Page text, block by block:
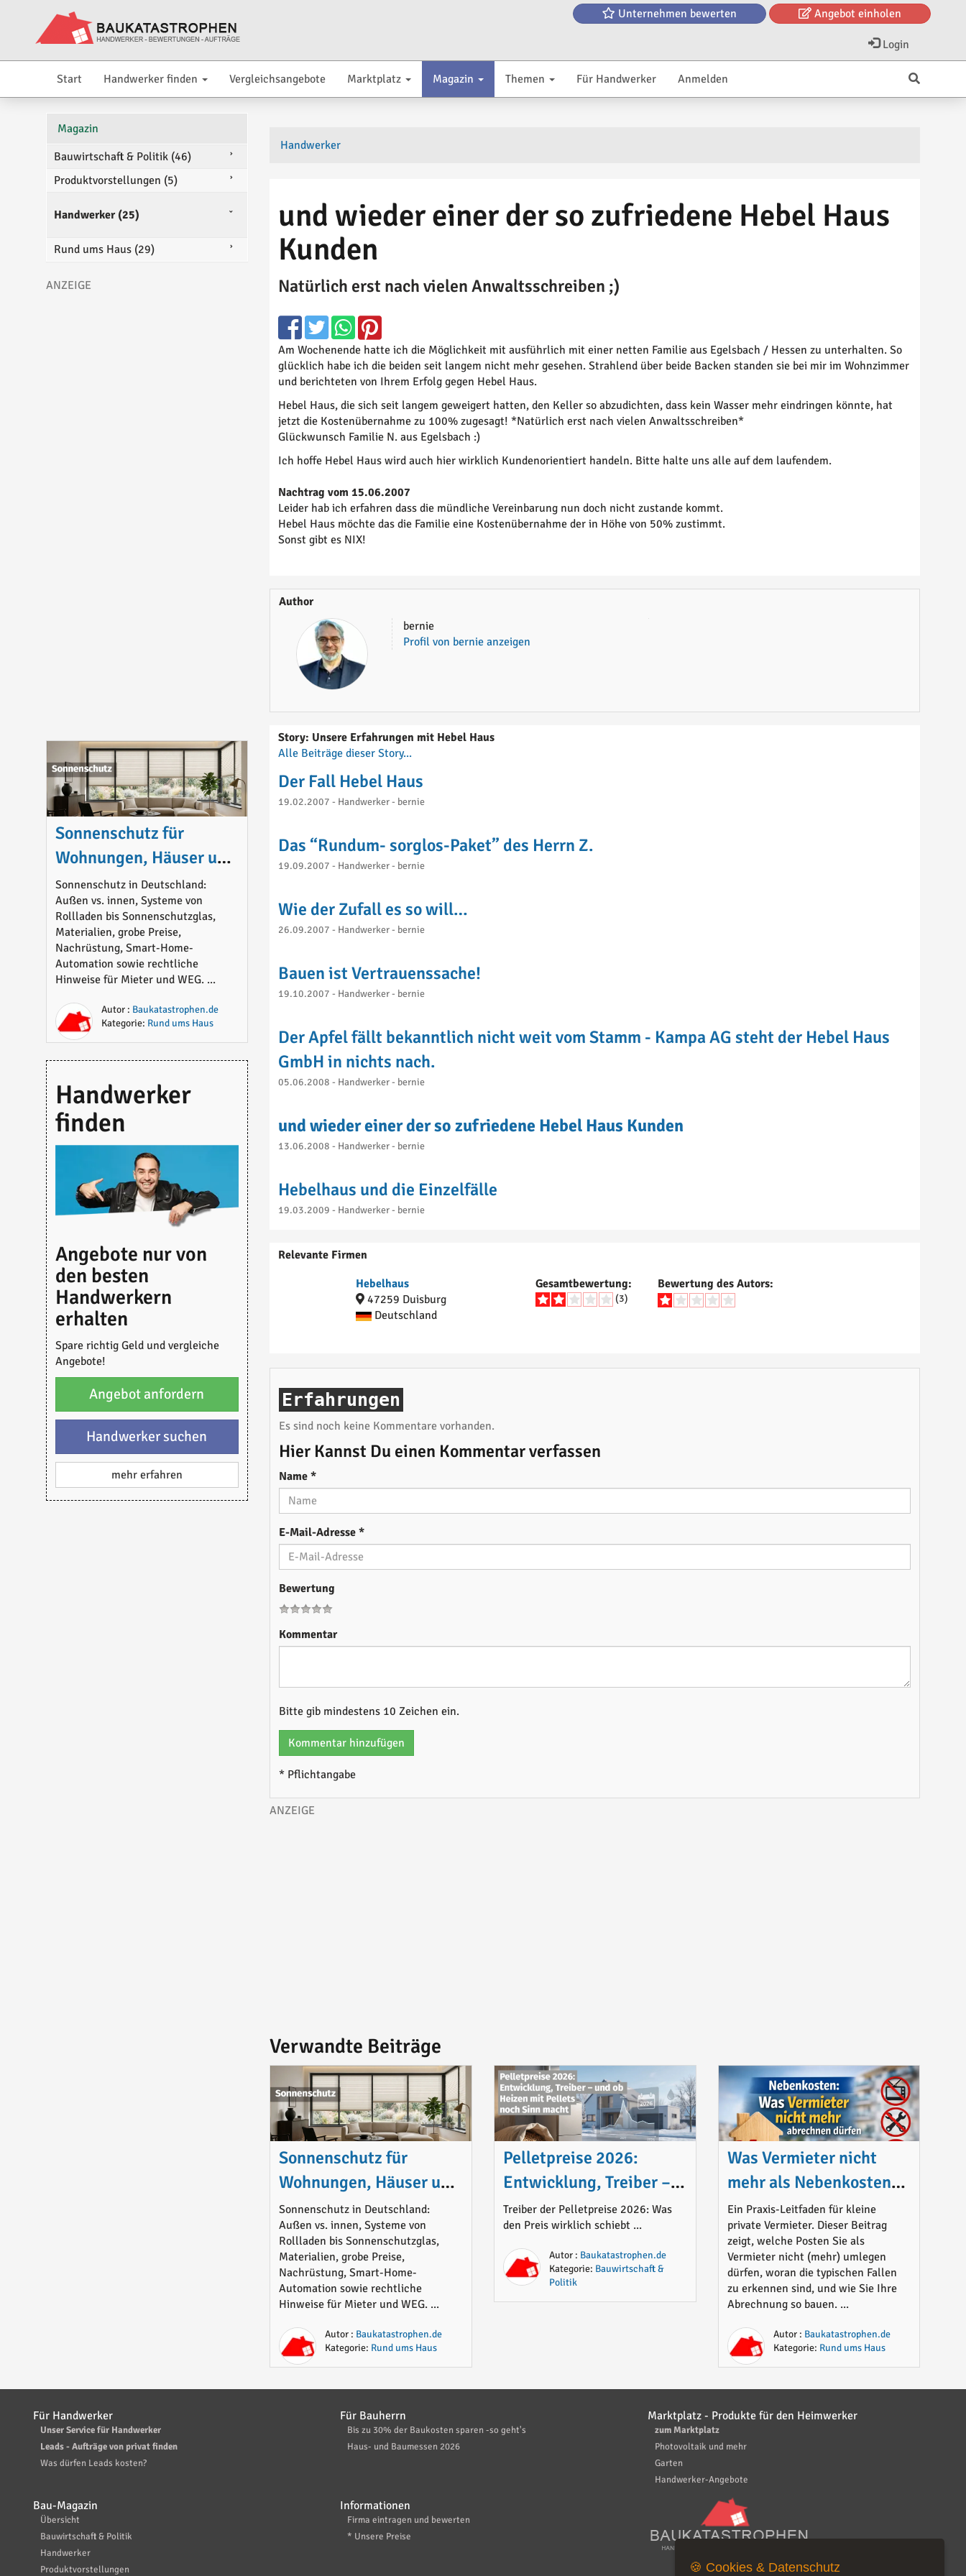
Unternehmen bewerten Angebot einholen
Login
Start Handwerker finden Vergleichsangebote Marktplatz Magazin Themen Für Handwerker Anmelden
Handwerker
und wieder einer der so zufriedene Hebel Haus
Kunden
Natürlich erst nach vielen Anwaltsschreiben ;)
Am Wochenende hatte ich die Möglichkeit mit ausführlich mit einer netten Familie aus Egelsbach / Hessen zu unterhalten. So
glücklich habe ich die beiden seit langem nicht mehr gesehen. Strahlend über beide Backen standen sie bei mir im Wohnzimmer
und berichteten von Ihrem Erfolg gegen Hebel Haus.
Hebel Haus, die sich seit langem geweigert hatten, den Keller so abzudichten, dass kein Wasser mehr eindringen könnte, hat
jetzt die Kostenübernahme zu 100% zugesagt! *Natürlich erst nach vielen Anwaltsschreiben*
Glückwunsch Familie N. aus Egelsbach :)
Ich hoffe Hebel Haus wird auch hier wirklich Kundenorientiert handeln. Bitte halte uns alle auf dem laufendem.
Nachtrag vom 15.06.2007
Leider hab ich erfahren dass die mündliche Vereinbarung nun doch nicht zustande kommt.
Hebel Haus möchte das die Familie eine Kostenübernahme der in Höhe von 50% zustimmt.
Sonst gibt es NIX!
Author
bernie
Profil von bernie anzeigen
Story: Unsere Erfahrungen mit Hebel Haus
Alle Beiträge dieser Story...
Der Fall Hebel Haus
19.02.2007 - Handwerker - bernie
Das “Rundum- sorglos-Paket” des Herrn Z.
19.09.2007 - Handwerker - bernie
Wie der Zufall es so will…
26.09.2007 - Handwerker - bernie
Bauen ist Vertrauenssache!
19.10.2007 - Handwerker - bernie
Der Apfel fällt bekanntlich nicht weit vom Stamm - Kampa AG steht der Hebel Haus
GmbH in nichts nach.
05.06.2008 - Handwerker - bernie
und wieder einer der so zufriedene Hebel Haus Kunden
13.06.2008 - Handwerker - bernie
Hebelhaus und die Einzelfälle
19.03.2009 - Handwerker - bernie
Relevante Firmen
Hebelhaus
47259 Duisburg
Deutschland
Gesamtbewertung:
(3)
Bewertung des Autors:
Erfahrungen
Es sind noch keine Kommentare vorhanden.
Hier Kannst Du einen Kommentar verfassen
Name*
E-Mail-Adresse*
Bewertung
Kommentar
Bitte gib mindestens 10 Zeichen ein.
Kommentar hinzufügen
* Pflichtangabe
Verwandte Beiträge
Sonnenschutz für
Wohnungen, Häuser und
Büros: Möglichkeiten,
Materialien, Preise und
sinnvolle Lösungen im
Überblick
Sonnenschutz in Deutschland:
Außen vs. innen, Systeme von
Rollladen bis Sonnenschutzglas,
Materialien, grobe Preise,
Nachrüstung, Smart-Home-
Automation sowie rechtliche
Hinweise für Mieter und WEG. ...
Autor : Baukatastrophen.de
Kategorie: Rund ums Haus
Pelletpreise 2026:
Entwicklung, Treiber –
und ob Heizen mit
Pellets noch Sinn macht
Treiber der Pelletpreise 2026: Was
den Preis wirklich schiebt ...
Autor : Baukatastrophen.de
Kategorie: Bauwirtschaft &
Politik
Was Vermieter nicht
mehr als Nebenkosten
abrechnen dürfen
Ein Praxis-Leitfaden für kleine
private Vermieter. Dieser Beitrag
zeigt, welche Posten Sie als
Vermieter nicht (mehr) umlegen
dürfen, woran die typischen Fallen
zu erkennen sind, und wie Sie Ihre
Abrechnung so bauen. ...
Autor : Baukatastrophen.de
Kategorie: Rund ums Haus
Magazin
Bauwirtschaft & Politik (46)
Produktvorstellungen (5)
Handwerker (25)
Rund ums Haus (29)
Sonnenschutz für
Wohnungen, Häuser und
Büros: Möglichkeiten,
Materialien, Preise und
sinnvolle Lösungen im
Überblick
Sonnenschutz in Deutschland:
Außen vs. innen, Systeme von
Rollladen bis Sonnenschutzglas,
Materialien, grobe Preise,
Nachrüstung, Smart-Home-
Automation sowie rechtliche
Hinweise für Mieter und WEG. ...
Autor : Baukatastrophen.de
Kategorie: Rund ums Haus
Handwerker
finden
Angebote nur von
den besten
Handwerkern
erhalten
Spare richtig Geld und vergleiche
Angebote!
Angebot anfordern
Handwerker suchen
mehr erfahren
Für Handwerker
Unser Service für Handwerker
Leads - Aufträge von privat finden
Was dürfen Leads kosten?
Für Bauherrn
Bis zu 30% der Baukosten sparen -so geht's
Haus- und Baumessen 2026
Marktplatz - Produkte für den Heimwerker
zum Marktplatz
Photovoltaik und mehr
Garten
Handwerker-Angebote
Bau-Magazin
Übersicht
Bauwirtschaft & Politik
Handwerker
Produktvorstellungen
Informationen
Firma eintragen und bewerten
* Unsere Preise
🍪 Cookies & Datenschutz